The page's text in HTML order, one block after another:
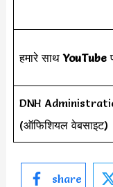
हमारे साथYouTube
DNH
(ऑफिशियल वेबसाइट)
share